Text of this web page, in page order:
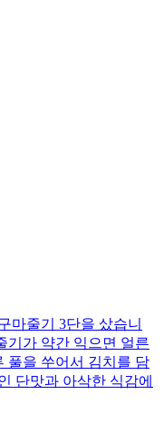
마줄기 3단을 샀습니
기가 약간 익으면 얼른
풀을 쑤어서 김치를 담
단맛과 아삭한 식감에